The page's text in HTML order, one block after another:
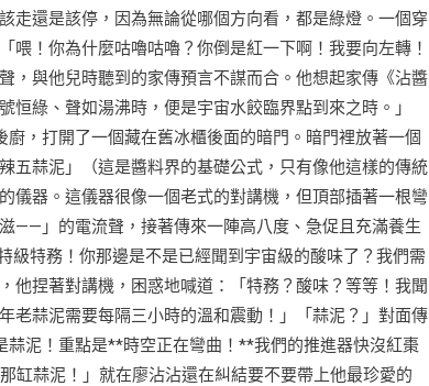
走還是該停，因為無論從哪個方向看，都是綠燈。一個穿
！你為什麼咕嚕咕嚕？你倒是紅一下啊！我要向左轉！
，與他兒時聽到的家傳預言不謀而合。他想起家傳《沾醬
綠、聲如湯沸時，便是宇宙水餃臨界點到來之時。」
，打開了一個藏在舊冰櫃後面的暗門。暗門裡放著一個
五蒜泥」（這是醬料界的基礎公式，只有像他這樣的傳統
儀器。這儀器很像一個老式的對講機，但頂部插著一根彎
——」的電流聲，接著傳來一陣高八度、急促且充滿養生
特務！你那邊是不是已經聞到宇宙級的酸味了？我們需
他捏著對講機，困惑地喊道：「特務？酸味？等等！我聞
老蒜泥需要每隔三小時的溫和震動！」「蒜泥？」對面傳
蒜泥！重點是**時空正在彎曲！**我們的推進器快沒紅棗
缸蒜泥！」就在廖沾沾還在糾結要不要帶上他最珍愛的